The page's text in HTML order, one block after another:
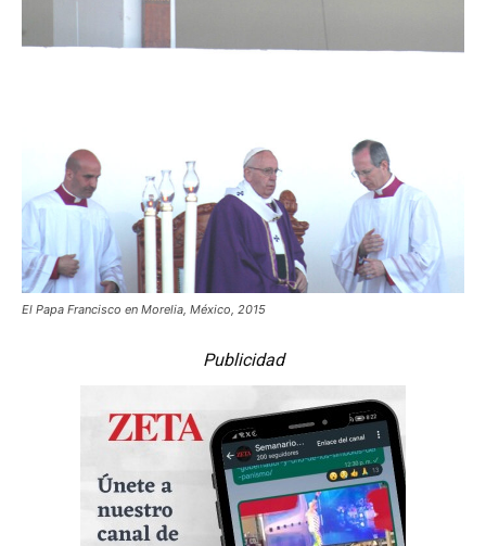
El Papa Francisco en Morelia, México, 2015
Publicidad